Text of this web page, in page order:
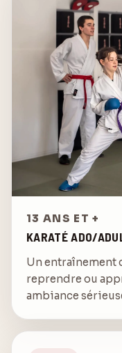
13 ANS ET +
KARATÉ ADO/
Un entraînement
reprendre ou
ambiance